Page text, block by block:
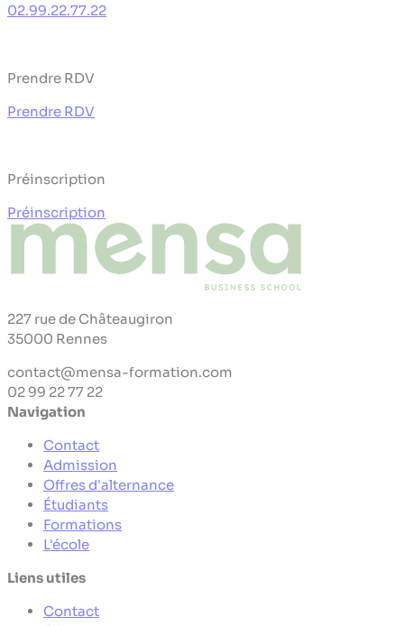
02.99.22.77.22
Prendre RDV
Prendre RDV
Préinscription
Préinscription
227 rue de Châteaugiron
35000 Rennes
contact@mensa-formation.com
02 99 22 77 22
Navigation
Contact
Admission
Offres d'alternance
Étudiants
Formations
L'école
Liens utiles
Contact